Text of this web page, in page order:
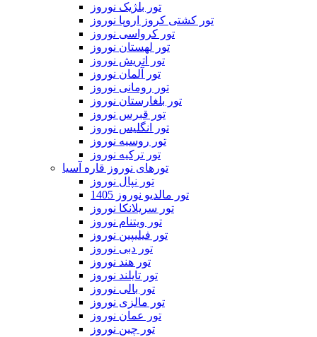
تور بلژیک نوروز
تور کشتی کروز اروپا نوروز
تور کرواسی نوروز
تور لهستان نوروز
تور اتریش نوروز
تور آلمان نوروز
تور رومانی نوروز
تور بلغارستان نوروز
تور قبرس نوروز
تور انگلیس نوروز
تور روسیه نوروز
تور ترکیه نوروز
تورهای نوروز قاره آسیا
تور نپال نوروز
تور مالدیو نوروز 1405
تور سریلانکا نوروز
تور ویتنام نوروز
تور فیلیپین نوروز
تور دبی نوروز
تور هند نوروز
تور تایلند نوروز
تور بالی نوروز
تور مالزی نوروز
تور عمان نوروز
تور چین نوروز